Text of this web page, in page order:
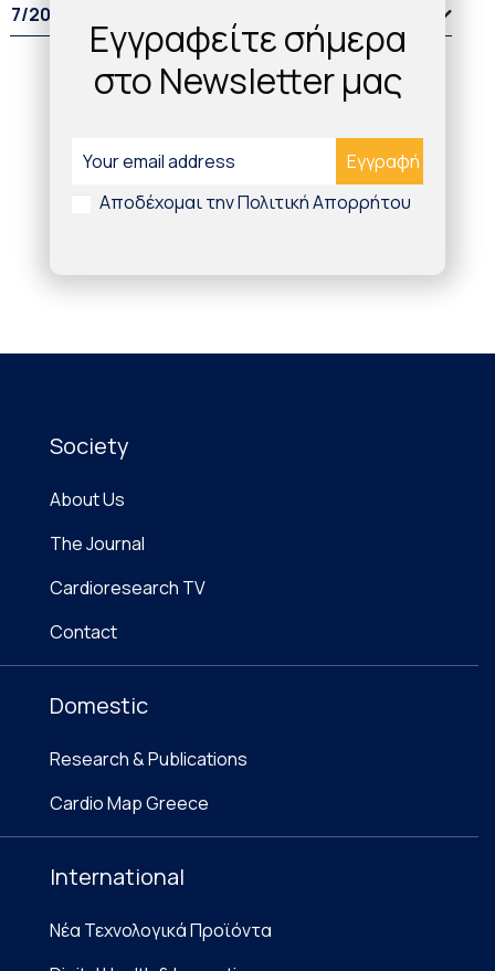
7/2022
Society
About Us
The Journal
Cardioresearch TV
Contact
Domestic
Research & Publications
Cardio Map Greece
International
Νέα Τεχνολογικά Προϊόντα
Εγγραφείτε σήμερα
στο Newsletter μας
Αποδέχομαι την Πολιτική Απορρήτου